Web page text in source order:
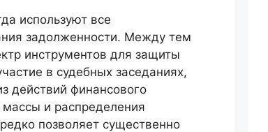
используют все
задолженности. Между тем
инструментов для защиты
в судебных заседаниях,
действий финансового
и распределения
позволяет существенно